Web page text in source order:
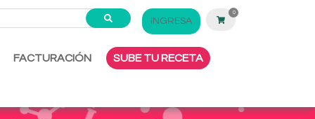
INGRESA
0
FACTURACIÓN SUBE TU RECETA